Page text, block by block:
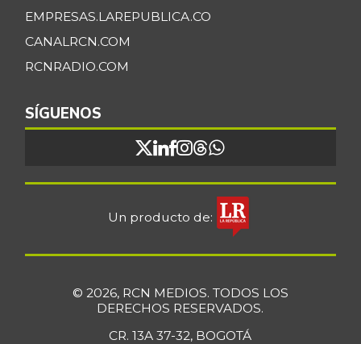
EMPRESAS.LAREPUBLICA.CO
CANALRCN.COM
RCNRADIO.COM
SÍGUENOS
Un producto de:
© 2026, RCN MEDIOS. TODOS LOS
DERECHOS RESERVADOS.
CR. 13A 37-32, BOGOTÁ